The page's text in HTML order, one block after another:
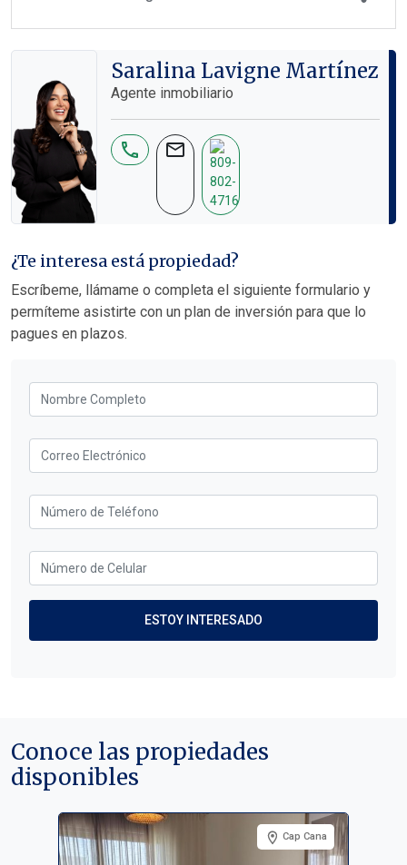
Saralina Lavigne Martínez
Agente inmobiliario
phone mail
¿Te interesa está propiedad?
Escríbeme, llámame o completa el siguiente formulario y
permíteme asistirte con un plan de inversión para que lo
pagues en plazos.
Conoce las propiedades
disponibles
Cap Cana